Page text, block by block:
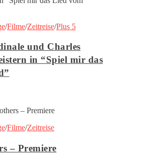
/Filme/Zeitreise/Plus 5
und Charles
in “Spiel mir das
/Filme/Zeitreise
– Premiere